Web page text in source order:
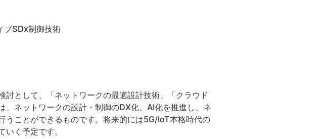
SDx制御技術
として、「ネットワークの最適設計技術」「クラウド
ネットワークの設計・制御のDX化、AI化を推進し、ネ
うことができるものです。将来的には5G/IoT本格時代の
く予定です。